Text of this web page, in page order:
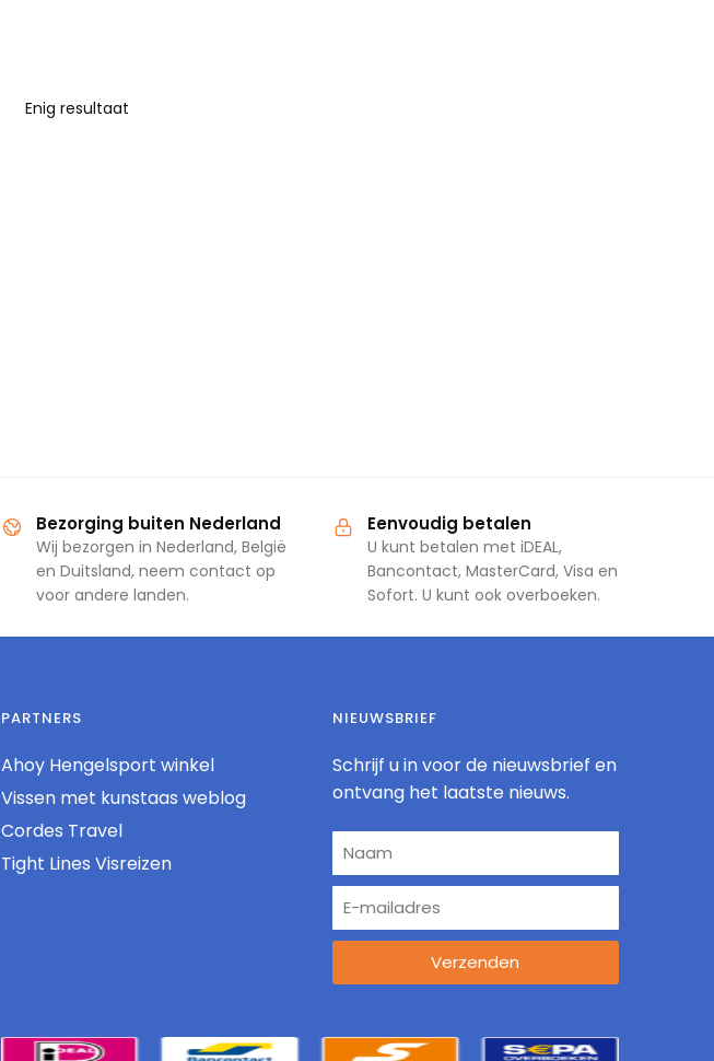
Enig resultaat
Bezorging buiten Nederland
Wij bezorgen in Nederland, België
en Duitsland, neem contact op
voor andere landen.
Eenvoudig betalen
U kunt betalen met iDEAL,
Bancontact, MasterCard, Visa en
Sofort. U kunt ook overboeken.
PARTNERS
Ahoy Hengelsport winkel
Vissen met kunstaas weblog
Cordes Travel
Tight Lines Visreizen
NIEUWSBRIEF
Schrijf u in voor de nieuwsbrief en
ontvang het laatste nieuws.
Verzenden